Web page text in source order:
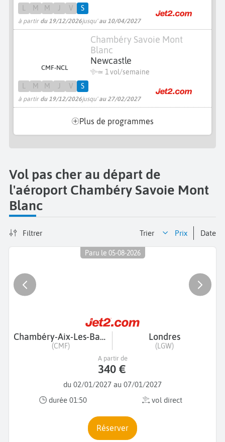
à partir du 19/12/2026jusqu'au 10/04/2027
M M V S
CMF-NCL
Chambéry Savoie Mont
Blanc
Newcastle
≃ 1 vol/semaine
à partir du 19/12/2026jusqu'au 27/02/2027
M M V S
Plus de programmes
Vol pas cher au départ de
l'aéroport Chambéry Savoie Mont
Blanc
Filtrer Trier prix date
Paru le 05-08-2026
Chambéry-Aix-Les-Bains
(CMF)
Londres
(LGW)
du 02/01/2027 au 07/01/2027
durée 01:50
vol direct
A partir de
340 €
Réserver